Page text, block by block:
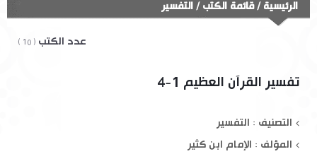
الرئيسية /قائمة الكتب/ التفسير
عدد الكتب ( 10 )
تفسير القرآن العظيم 1-4
التصنيف : التفسير
المؤلف : الإمام ابن كثير